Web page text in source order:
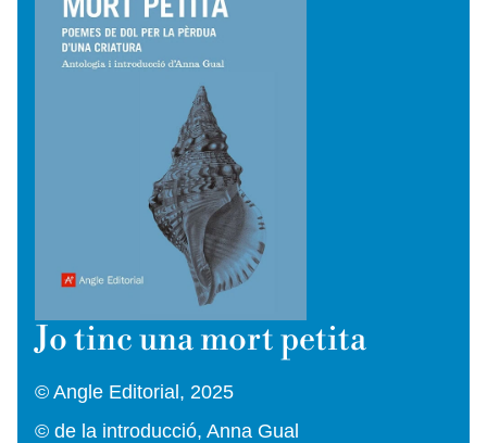
Jo tinc una mort petita
© Angle Editorial, 2025
© de la introducció, Anna Gual